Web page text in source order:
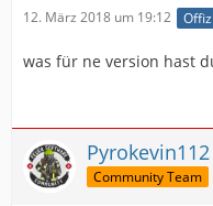
12. März 2018 um 19:12
was für ne version hast
Pyrokevin112
Community Team